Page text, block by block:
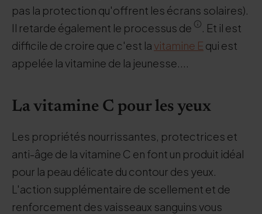
pas la protection qu'offrent les écrans solaires).
Il retarde également le processus de
. Et il est
difficile de croire que c'est la vitamine E qui est
appelée la vitamine de la jeunesse....
La vitamine C pour les yeux
Les propriétés nourrissantes, protectrices et
anti-âge de la vitamine C en font un produit idéal
pour la peau délicate du contour des yeux.
L'action supplémentaire de scellement et de
renforcement des vaisseaux sanguins vous